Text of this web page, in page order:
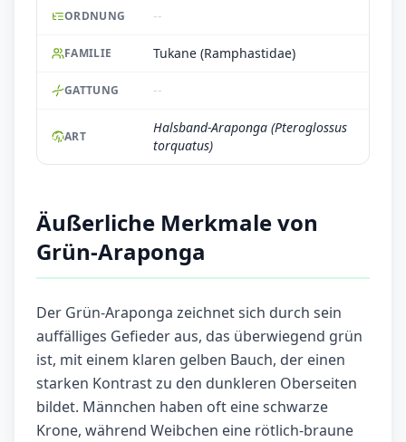
ORDNUNG --
FAMILIE Tukane (Ramphastidae)
GATTUNG --
ART
Halsband-Araponga (Pteroglossus
torquatus)
Äußerliche Merkmale von
Grün-Araponga
Der Grün-Araponga zeichnet sich durch sein
auffälliges Gefieder aus, das überwiegend grün
ist, mit einem klaren gelben Bauch, der einen
starken Kontrast zu den dunkleren Oberseiten
bildet. Männchen haben oft eine schwarze
Krone, während Weibchen eine rötlich-braune